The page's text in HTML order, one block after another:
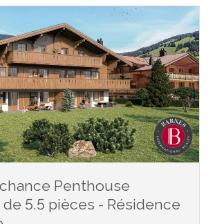
Penthouse
5.5 pièces - Résidence